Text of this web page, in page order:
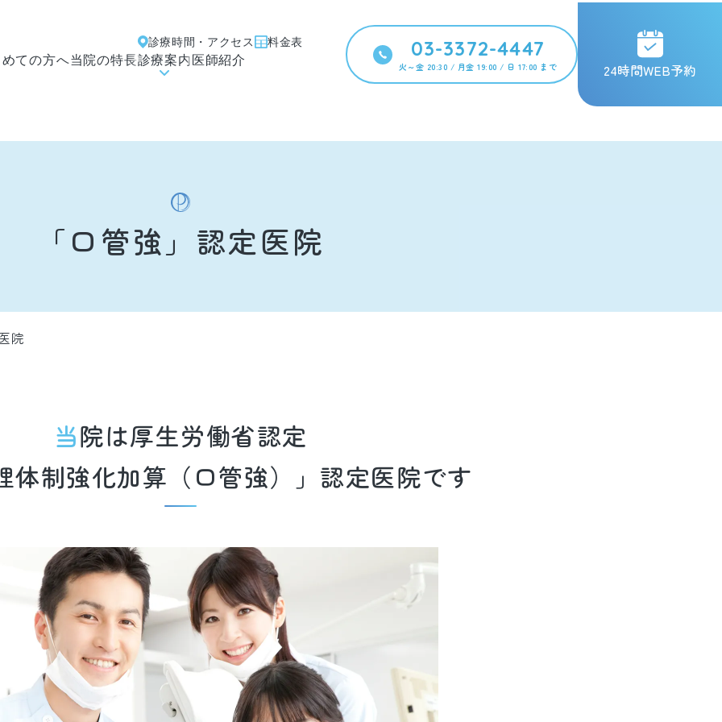
診療時間・アクセス 料金表
ての方へ当院の特長診療案内 医師紹介 03-3372-4447
火～金 20:30 / 月金 19:00 / 日 17:00 まで 24時間WEB予約
「口管強」認定医院
院
当院は厚生労働省認定
体制強化加算 （口管強）」認定医院です